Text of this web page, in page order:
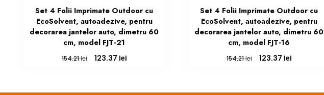
Set 4 Folii Imprimate Outdoor cu
EcoSolvent, autoadezive, pentru
decorarea jantelor auto, dimetru 60
cm, model FJT-21
154.21lei
Prețul
123.37 leiPrețul
Set 4 Folii Imprimate Outdoor cu
EcoSolvent, autoadezive, pentru
decorarea jantelor auto, dimetru 60
cm, model FJT-16
154.21lei
Prețul
123.37 leiPrețul